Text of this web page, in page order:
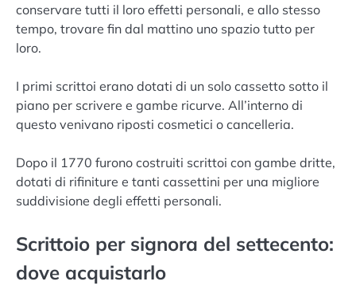
conservare tutti il loro effetti personali, e allo stesso
tempo, trovare fin dal mattino uno spazio tutto per
loro.
I primi scrittoi erano dotati di un solo cassetto sotto il
piano per scrivere e gambe ricurve. All’interno di
questo venivano riposti cosmetici o cancelleria.
Dopo il 1770 furono costruiti scrittoi con gambe dritte,
dotati di rifiniture e tanti cassettini per una migliore
suddivisione degli effetti personali.
Scrittoio per signora del settecento:
dove acquistarlo